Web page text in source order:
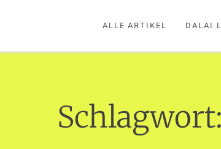
ALLE ARTIKEL DALAI
Schlagwort: